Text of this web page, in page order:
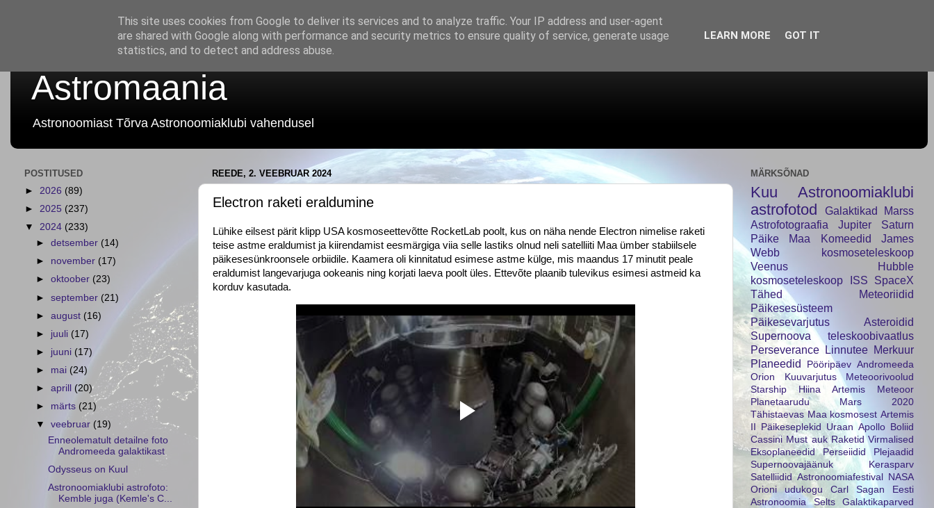
Astromaania
Astronoomiast Tõrva Astronoomiaklubi vahendusel
REEDE, 2. VEEBRUAR 2024
Electron raketi eraldumine
Lühike eilsest pärit klipp USA kosmoseettevõtte RocketLab poolt, kus on näha nende Electron nimelise raketi
teise astme eraldumist ja kiirendamist eesmärgiga viia selle lastiks olnud neli satelliiti Maa ümber stabiilsele
päikesesünkroonsele orbiidile. Kaamera oli kinnitatud esimese astme külge, mis maandus 17 minutit peale
eraldumist langevarjuga ookeanis ning korjati laeva poolt üles. Ettevõte plaanib tulevikus esimesi astmeid ka
korduv kasutada.
POSTITUSED
► 2026 (89)
► 2025 (237)
▼ 2024 (233)
►detsember (14)
► november (17)
►oktoober (23)
►september (21)
►august (16)
► juuli (17)
► juuni (17)
► mai (24)
►aprill (20)
► märts (21)
▼veebruar (19)
Enneolematult detailne foto
Andromeeda galaktikast
Odysseus on Kuul
Astronoomiaklubi astrofoto:
Kemble juga (Kemle's C...
MÄRKSÕNAD
Kuu
Astronoomiaklubi
astrofotod
Galaktikad
Marss
Astrofotograafia
Jupiter
Saturn
Päike
Maa Komeedid
James
Webb kosmoseteleskoop
Veenus
Hubble
kosmoseteleskoop
ISS
SpaceX
Tähed
Meteoriidid
Päikesesüsteem
Päikesevarjutus
Asteroidid
Supernoova
teleskoobivaatlus
Perseverance Linnutee Merkuur
Planeedid
Pööripäev Andromeeda
Orion
Kuuvarjutus
Meteoorivoolud
Starship
Hiina Artemis
Meteoor
Planetaarudu
Mars 2020
Tähistaevas Maa kosmosest Artemis
Päikeseplekid Uraan Apollo Boliid
Cassini Must auk Raketid Virmalised
Eksoplaneedid
Perseiidid
Plejaadid
Supernoovajäänuk
Kerasparv
Satelliidid Astronoomiafestival
NASA
Orioni udukogu
Carl Sagan
Eesti
Astronoomia Selts
Galaktikaparved
This site uses cookies from Google to deliver its services and to analyze traffic. Your IP address and user-agent
are shared with Google along with performance and security metrics to ensure quality of service, generate usage
statistics, and to detect and address abuse.
LEARN MORE GOT IT